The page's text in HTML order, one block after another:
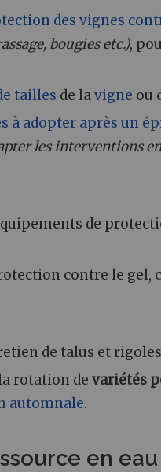
des vignes
bougies etc.),
tailles de lavigne ou
à adopter après un
les interventions
de
contre le gel,
de talus et
rotation devariétés
automnale.
en eau